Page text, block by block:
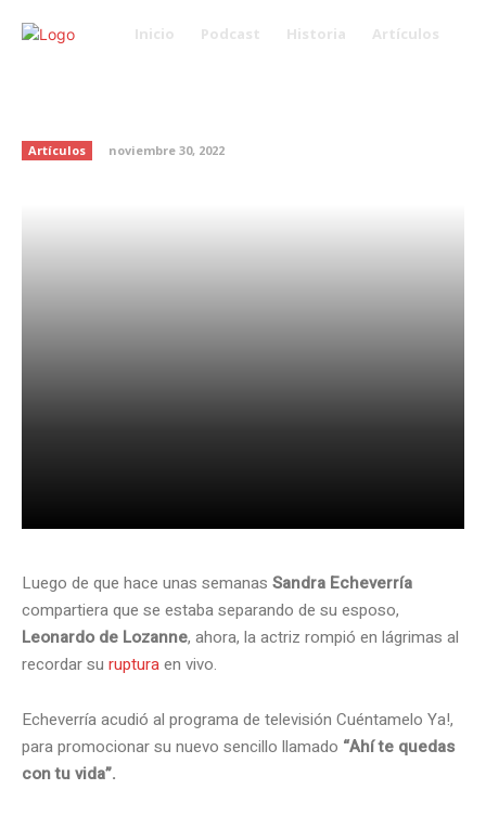
Inicio Podcast Historia Artículos
Artículos noviembre 30, 2022
Luego de que hace unas semanas Sandra Echeverría
compartiera que se estaba separando de su esposo,
Leonardo de Lozanne, ahora, la actriz rompió en lágrimas al
recordar su rupturaen vivo.
Echeverría acudió al programa de televisión Cuéntamelo Ya!,
para promocionar su nuevo sencillo llamado “Ahí te quedas
con tu vida”.